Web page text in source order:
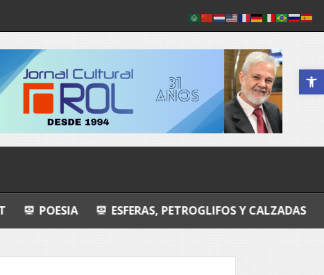
Abrir a
ESFERAS, PETROGLIFOS Y CALZADAS MANDALA